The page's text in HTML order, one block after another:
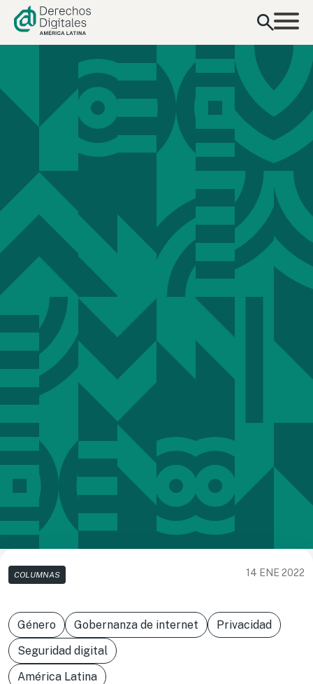
contenido
COLUMNAS 14 ENE 2022
Género Gobernanza de internet
Privacidad
Seguridad digital
América Latina